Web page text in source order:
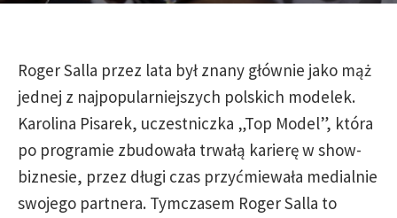
Roger Salla przez lata był znany głównie jako mąż
jednej z najpopularniejszych polskich modelek.
Karolina Pisarek, uczestniczka „Top Model”, która
po programie zbudowała trwałą karierę w show-
biznesie, przez długi czas przyćmiewała medialnie
swojego partnera. Tymczasem Roger Salla to